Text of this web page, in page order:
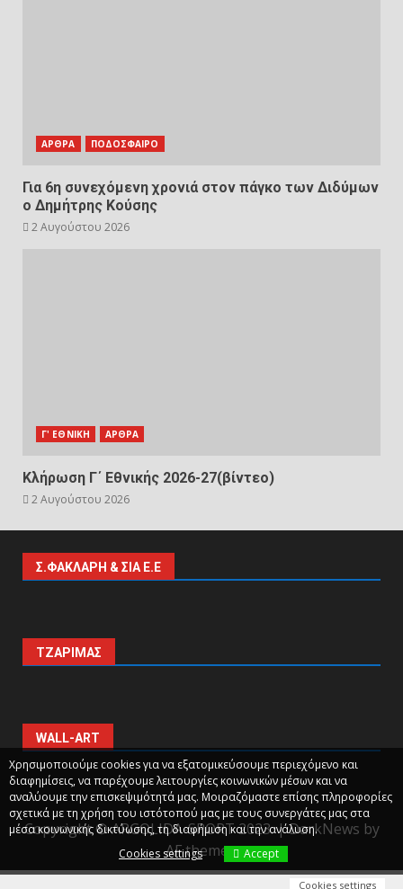
ΑΡΘΡΑ ΠΟΔΟΣΦΑΙΡΟ
Για 6η συνεχόμενη χρονιά στον πάγκο των Διδύμων
ο Δημήτρης Κούσης
2 Αυγούστου 2026
Γ' ΕΘΝΙΚΗ ΑΡΘΡΑ
Κλήρωση Γ΄ Εθνικής 2026-27(βίντεο)
2 Αυγούστου 2026
Σ.ΦΑΚΛΑΡΗ & ΣΙΑ Ε.Ε
ΤΖΑΡΙΜΑΣ
WALL-ART
Copyright © ARGOLIDA-SPORT 2023.|DarkNews by
AF themes.
Χρησιμοποιούμε cookies για να εξατομικεύσουμε περιεχόμενο και
διαφημίσεις, να παρέχουμε λειτουργίες κοινωνικών μέσων και να
αναλύουμε την επισκεψιμότητά μας. Μοιραζόμαστε επίσης πληροφορίες
σχετικά με τη χρήση του ιστότοπού μας με τους συνεργάτες μας στα
μέσα κοινωνικής δικτύωσης, τη διαφήμιση και την ανάλυση.
Cookies settings
Accept
Cookies settings